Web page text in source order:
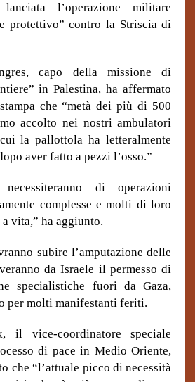
l’operazione militare
protettivo” contro la Striscia di
capo della missione di
in Palestina, ha affermato
che “metà dei più di 500
accolto nei nostri ambulatori
la pallottola ha letteralmente
aver fatto a pezzi l’osso.”
di operazioni
complesse e molti di loro
vita,” ha aggiunto.
subire l’amputazione delle
da Israele il permesso di
specialistiche fuori da Gaza,
per molti manifestanti feriti.
il vice-coordinatore speciale
di pace in Medio Oriente,
che “l’attuale picco di necessità